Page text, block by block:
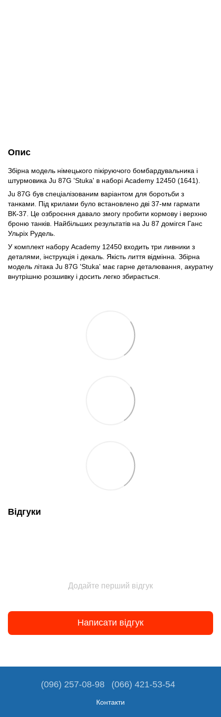
Опис
Збірна модель німецького пікіруючого бомбардувальника і
штурмовика Ju 87G 'Stuka' в наборі Academy 12450 (1641).
Ju 87G був спеціалізованим варіантом для боротьби з
танками. Під крилами було встановлено дві 37-мм гармати
ВК-37. Це озброєння давало змогу пробити кормову і верхню
броню танків. Найбільших результатів на Ju 87 домігся Ганс
Ульріх Рудель.
У комплект набору Academy 12450 входить три ливники з
деталями, інструкція і декаль. Якість лиття відмінна. Збірна
модель літака Ju 87G 'Stuka' має гарне деталювання, акуратну
внутрішню розшивку і досить легко збирається.
Відгуки
Додайте перший відгук
Написати відгук
(096) 257-08-98 (066) 421-53-54
Контакти